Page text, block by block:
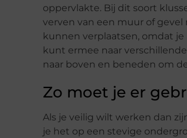
oppervlakte. Bij dit soort
verven van een muur of
kunnen verplaatsen, omdat je
kunt ermee naar
naar boven en beneden om
Zo moet je er
Als je veilig wilt werken dan
je het op een stevige